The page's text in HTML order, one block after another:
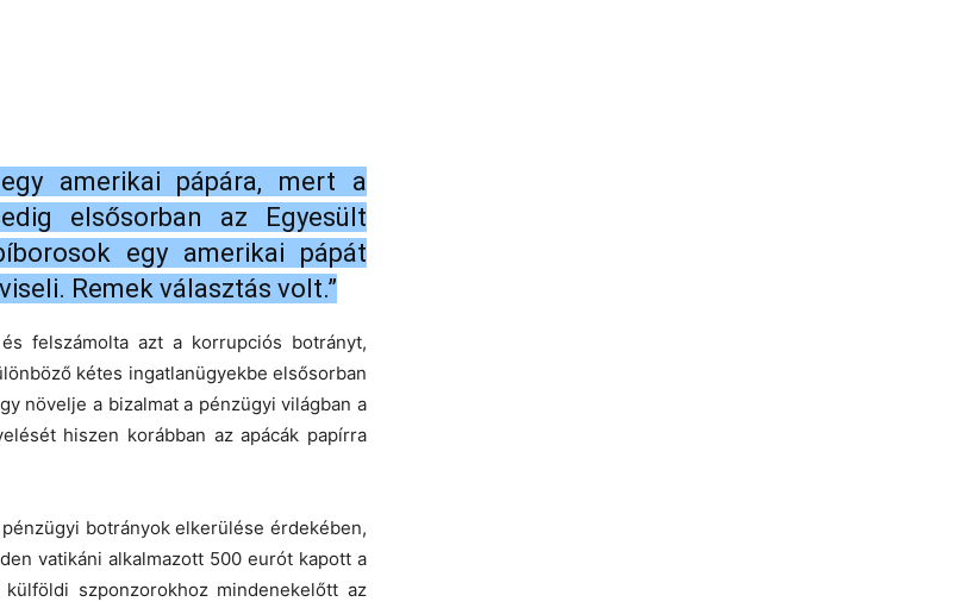
amerikai pápára, mert a
elsősorban az Egyesült
egy amerikai pápát
Remek választás volt.”
felszámolta azt a korrupciós botrányt,
kétes ingatlanügyekbe elsősorban
növelje a bizalmat a pénzügyi világban a
hiszen korábban az apácák papírra
botrányok elkerülése érdekében,
vatikáni alkalmazott 500 eurót kapott a
szponzorokhoz mindenekelőtt az